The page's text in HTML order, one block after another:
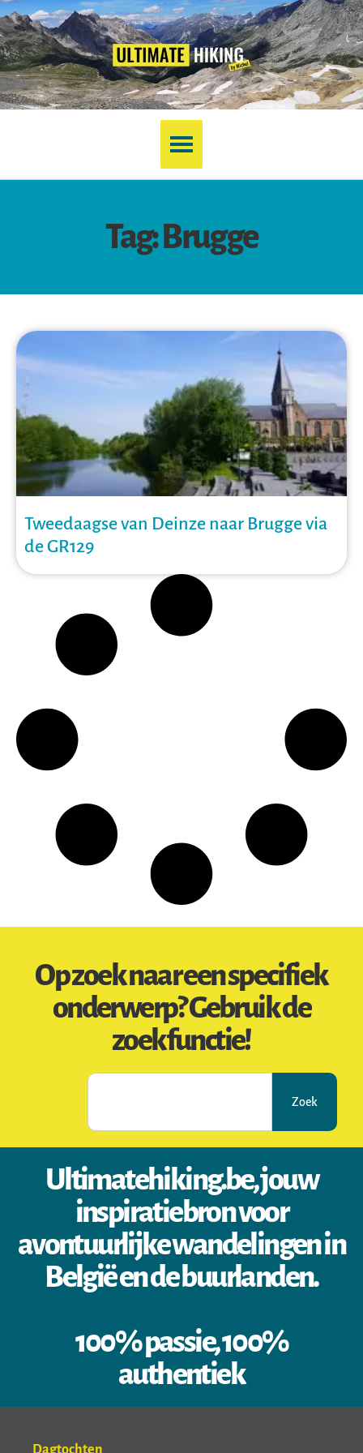
Tag: Brugge
Tweedaagse van Deinze naar Brugge via
de GR129
Op zoek naar een specifiek
onderwerp? Gebruik de
zoekfunctie!
Zoek
Ultimatehiking.be, jouw
inspiratiebron voor
avontuurlijke wandelingen in
België en de buurlanden.
100% passie, 100%
authentiek
Dagtochten